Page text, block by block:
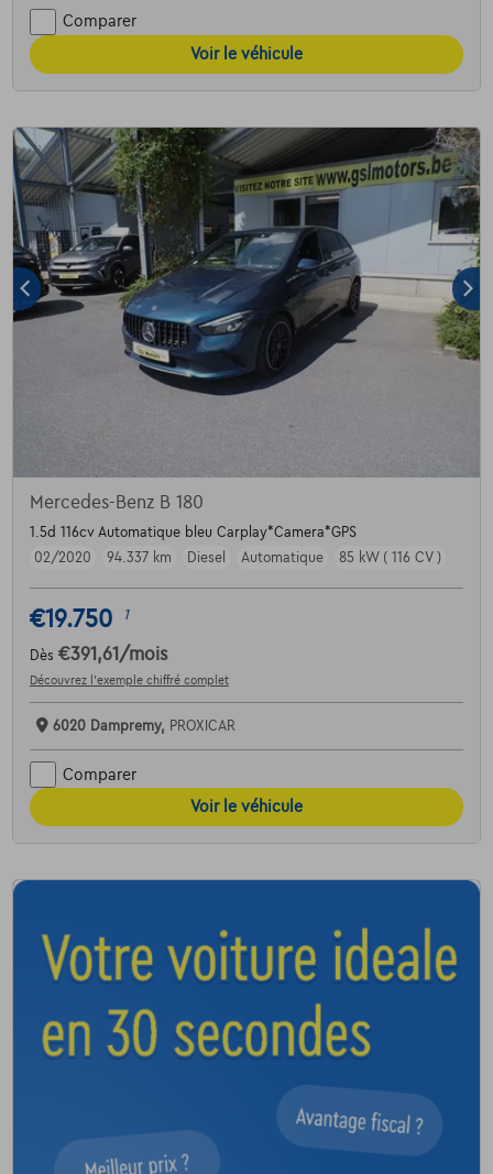
Comparer
Voir le véhicule
Mercedes-Benz B 180
1.5d 116cv Automatique bleu Carplay*Camera*GPS
02/2020
94.337 km Diesel Automatique 85 kW ( 116 CV )
€19.750 1
Dès €391,61 /mois
Découvrez l’exemple chiffré complet
6020 Dampremy, PROXICAR
Comparer
Voir le véhicule